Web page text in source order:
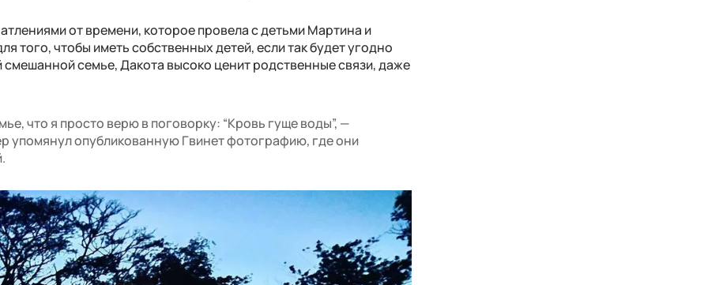
от времени, которое провела с детьми Мартина и
того, чтобы иметь собственных детей, если так будет угодно
семье, Дакота высоко ценит родственные связи, даже
что я просто верю в поговорку: “Кровь гуще воды”, —
упомянул опубликованную Гвинет фотографию, где они